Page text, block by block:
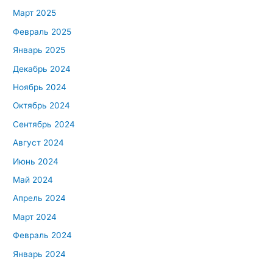
Март 2025
Февраль 2025
Январь 2025
Декабрь 2024
Ноябрь 2024
Октябрь 2024
Сентябрь 2024
Август 2024
Июнь 2024
Май 2024
Апрель 2024
Март 2024
Февраль 2024
Январь 2024